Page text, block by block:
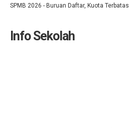
SPMB 2026 - Buruan Daftar, Kuota Terbatas
Info Sekolah